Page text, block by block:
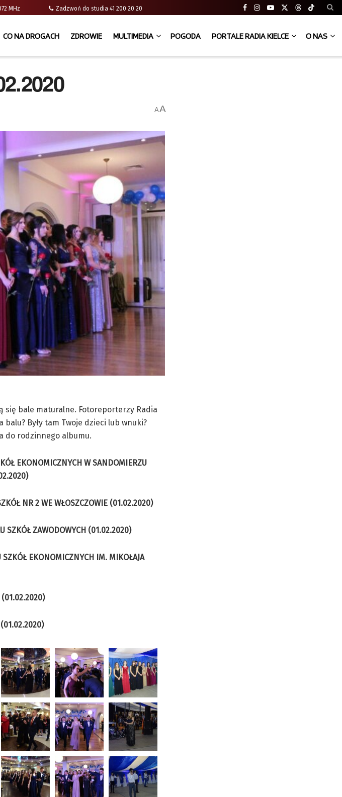
MHz Zadzwoń do studia 41 200 20 20
CO NA DROGACH ZDROWIE MULTIMEDIA POGODA PORTALE RADIA KIELCE O NAS
AA
się bale maturalne. Fotoreporterzy Radia
balu? Były tam Twoje dzieci lub wnuki?
do rodzinnego albumu.
EKONOMICZNYCH W SANDOMIERZU
NR 2 WE WŁOSZCZOWIE (01.02.2020)
SZKÓŁ ZAWODOWYCH (01.02.2020)
EKONOMICZNYCH IM. MIKOŁAJA
(01.02.2020)
(01.02.2020)